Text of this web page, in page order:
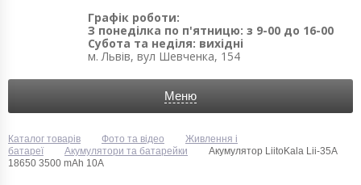
Графік роботи:
З понеділка по п'ятницю: з 9-00 до 16-00
Субота та неділя: вихідні
м. Львів, вул Шевченка, 154
Меню
Каталог товарів Фото та відео
Живлення і
батареї
Акумулятори та батарейки
Акумулятор LiitoKala Lii-35A
18650 3500 mAh 10A